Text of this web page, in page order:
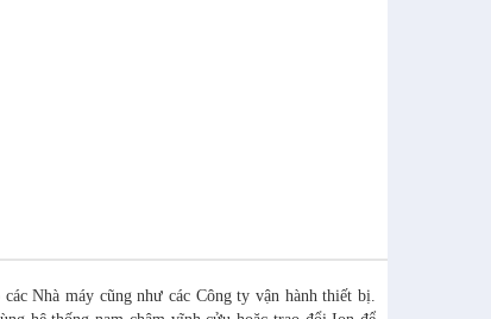
Nhà máy cũng như các Công ty vận hành thiết bị.